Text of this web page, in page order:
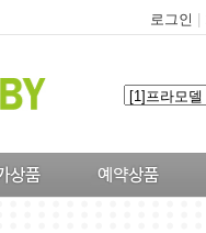
로그인